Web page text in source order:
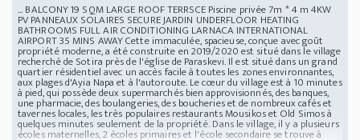
... BALCONY 19 SQM LARGE ROOF TERRSCE Piscine privée 7m * 4 m 4KW
PV PANNEAUX SOLAIRES SECURE JARDIN UNDERFLOOR HEATING
BATHROOMS FULL AIR CONDITIONING LARNACA INTERNATIONAL
AIRPORT 35 MINS AWAY Cette immaculée, spacieuse, conçue avec goût
propriété moderne, a été construite en 2019/2020 est situé dans le village
recherché de Sotira près de l'église de Paraskevi. Il est situé dans un grand
quartier résidentiel avec un accès facile à toutes les zones environnantes,
aux plages d'Ayia Napa et à l'autoroute. Le cœur du village est à 10 minutes
à pied, qui possède deux supermarchés bien approvisionnés, des banques,
une pharmacie, des boulangeries, des boucheries et de nombreux cafés et
tavernes locales, les très populaires restaurants Mousikos et Old Simos à
quelques minutes seulement de la propriété. Dans le village, il y a plusieurs
écoles maternelles, 2 écoles primaires et l'école secondaire se trouve à